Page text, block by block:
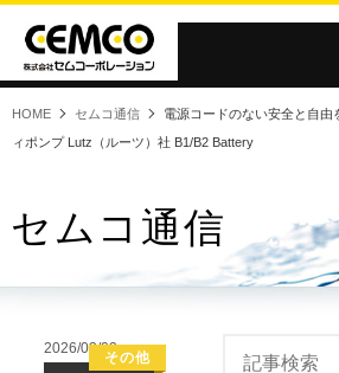
HOME セムコ通信
電源コードのない安全と自
ィポンプ Lutz（ルーツ）社 B1/B2 Battery
セムコ通信
2026/03/02
食品
その他